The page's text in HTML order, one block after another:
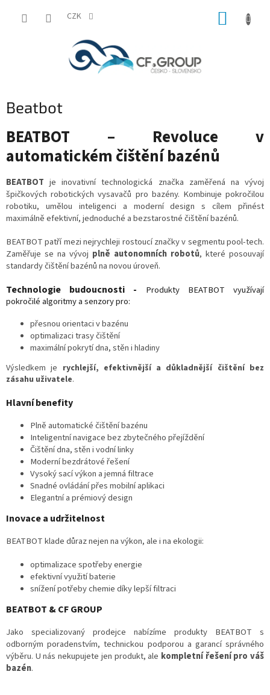
CZK
Beatbot
BEATBOT – Revoluce v
automatickém čištění bazénů
BEATBOT je inovativní technologická značka zaměřená na vývoj
špičkových robotických vysavačů pro bazény. Kombinuje pokročilou
robotiku, umělou inteligenci a moderní design s cílem přinést
maximálně efektivní, jednoduché a bezstarostné čištění bazénů.
BEATBOT patří mezi nejrychleji rostoucí značky v segmentu pool-tech.
Zaměřuje se na vývoj plně autonomních robotů, které posouvají
standardy čištění bazénů na novou úroveň.
Technologie budoucnosti - Produkty BEATBOT využívají
pokročilé algoritmy a senzory pro:
přesnou orientaci v bazénu
optimalizaci trasy čištění
maximální pokrytí dna, stěn i hladiny
Výsledkem je rychlejší, efektivnější a důkladnější čištění bez
zásahu uživatele.
Hlavní benefity
Plně automatické čištění bazénu
Inteligentní navigace bez zbytečného přejíždění
Čištění dna, stěn i vodní linky
Moderní bezdrátové řešení
Vysoký sací výkon a jemná filtrace
Snadné ovládání přes mobilní aplikaci
Elegantní a prémiový design
Inovace a udržitelnost
BEATBOT klade důraz nejen na výkon, ale i na ekologii:
optimalizace spotřeby energie
efektivní využití baterie
snížení potřeby chemie díky lepší filtraci
BEATBOT & CF GROUP
Jako specializovaný prodejce nabízíme produkty BEATBOT s
odborným poradenstvím, technickou podporou a garancí správného
výběru. U nás nekupujete jen produkt, ale kompletní řešení pro váš
bazén.